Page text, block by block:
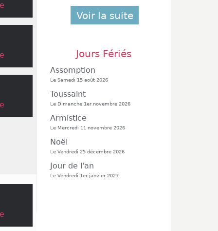
Voir la suite
Jours Fériés
Assomption
Le Samedi 15 août 2026
Toussaint
Le Dimanche 1er novembre 2026
Armistice
Le Mercredi 11 novembre 2026
Noël
Le Vendredi 25 décembre 2026
Jour de l'an
Le Vendredi 1er janvier 2027